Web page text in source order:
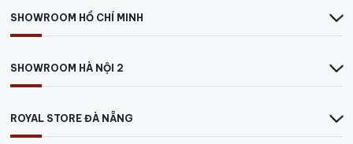
SHOWROOM HỒ CHÍ MINH
SHOWROOM HÀ NỘI 2
ROYAL STORE ĐÀ NẴNG